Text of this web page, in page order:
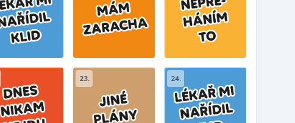
23. 24.